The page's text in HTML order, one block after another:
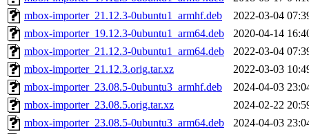
mbox-importer_21.12.3-0ubuntu1_armhf.deb
2022-03-04
mbox-importer_19.12.3-0ubuntu1_arm64.deb
2020-04-14
mbox-importer_21.12.3-0ubuntu1_arm64.deb
2022-03-04
mbox-importer_21.12.3.orig.tar.xz
2022-03-03
mbox-importer_23.08.5-0ubuntu3_armhf.deb
2024-04-03
mbox-importer_23.08.5.orig.tar.xz
2024-02-22
mbox-importer_23.08.5-0ubuntu3_arm64.deb
2024-04-03